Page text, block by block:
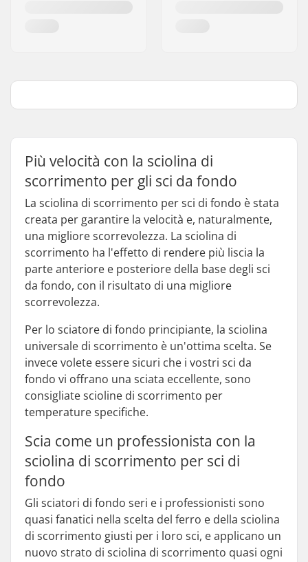
Più velocità con la sciolina di
scorrimento per gli sci da fondo
La sciolina di scorrimento per sci di fondo è stata
creata per garantire la velocità e, naturalmente,
una migliore scorrevolezza. La sciolina di
scorrimento ha l'effetto di rendere più liscia la
parte anteriore e posteriore della base degli sci
da fondo, con il risultato di una migliore
scorrevolezza.
Per lo sciatore di fondo principiante, la sciolina
universale di scorrimento è un'ottima scelta. Se
invece volete essere sicuri che i vostri sci da
fondo vi offrano una sciata eccellente, sono
consigliate scioline di scorrimento per
temperature specifiche.
Scia come un professionista con la
sciolina di scorrimento per sci di
fondo
Gli sciatori di fondo seri e i professionisti sono
quasi fanatici nella scelta del ferro e della sciolina
di scorrimento giusti per i loro sci, e applicano un
nuovo strato di sciolina di scorrimento quasi ogni